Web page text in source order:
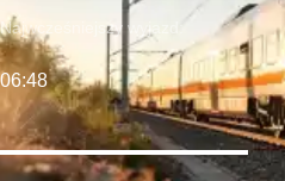
Najwcześniejszy wyjazd:
06:48